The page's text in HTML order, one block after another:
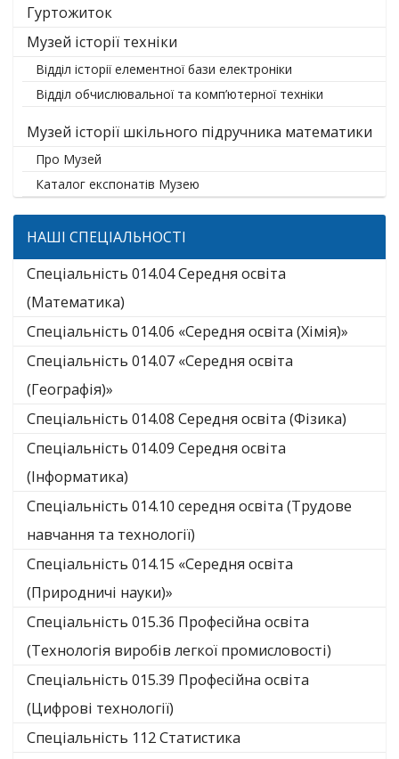
Гуртожиток
Музей історії техніки
Відділ історії елементної бази електроніки
Відділ обчислювальної та комп’ютерної техніки
Музей історії шкільного підручника математики
Про Музей
Каталог експонатів Музею
НАШІ СПЕЦІАЛЬНОСТІ
Спеціальність 014.04 Середня освіта
(Математика)
Спеціальність 014.06 «Середня освіта (Хімія)»
Спеціальність 014.07 «Середня освіта
(Географія)»
Спеціальність 014.08 Середня освіта (Фізика)
Спеціальність 014.09 Середня освіта
(Інформатика)
Спеціальність 014.10 середня освіта (Трудове
навчання та технології)
Спеціальність 014.15 «Середня освіта
(Природничі науки)»
Спеціальність 015.36 Професійна освіта
(Технологія виробів легкої промисловості)
Спеціальність 015.39 Професійна освіта
(Цифрові технології)
Спеціальність 112 Статистика